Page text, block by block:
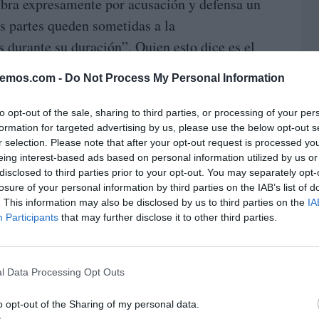
- Do Not Process My Personal Information
opt-out of the sale, sharing to third parties, or processing of your
for targeted advertising by us, please use the below opt-out
selection. Please note that after your opt-out request is processed
interest-based ads based on personal information utilized by us
to third parties prior to your opt-out. You may separately
of your personal information by third parties on the IAB’s list of
This information may also be disclosed by us to third parties on the
Participants that may further disclose it to other third parties.
Data Processing Opt Outs
opt-out of the Sharing of my personal data.
expresamente por acusación y defensa un
partes queden sometidas a la
su duración”. Quien esto dice es el
deontología del Colegio de Abogados de
ha repetido hasta la saciedad. Que el
Neiradel 2 de febrero de 2024 en el que
Amador de dos delitos fiscales y uno de
jurídicamente de una oferta de
los requisitos legalmente estipulados por lo
profesional obligatorio para la fiscalía. De
que poco se ha hablado en el juicio del
oferta con un “tomamos nota de la voluntad
y satisfacer las cantidades defraudadas” a
el trámite de conformidad para el
caso, nadie está sujeto a la confidencialidad